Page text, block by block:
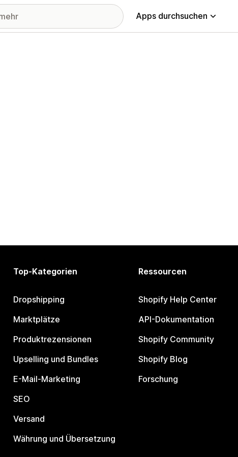
Apps durchsuchen
Top-Kategorien
Dropshipping
Marktplätze
Produktrezensionen
Upselling und Bundles
E-Mail-Marketing
SEO
Versand
Währung und Übersetzung
Ressourcen
Shopify Help Center
API-Dokumentation
Shopify Community
Shopify Blog
Forschung